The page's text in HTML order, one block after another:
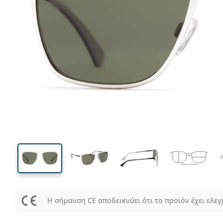
44 mm
Ύψος φακού
56 mm
Μήκος φακού
Η σήμανση CE αποδεικνύει ότι το προϊόν έχει